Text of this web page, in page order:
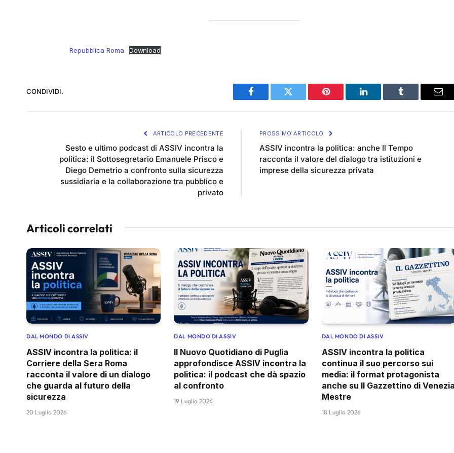
Repubblica Roma Download
CONDIVIDI.
Facebook Twitter Pinterest LinkedIn Tumblr
ARTICOLO PRECEDENTE
Sesto e ultimo podcast di ASSIV incontra la
politica: il Sottosegretario Emanuele Prisco e
Diego Demetrio a confronto sulla sicurezza
sussidiaria e la collaborazione tra pubblico e
privato
PROSSIMO ARTICOLO
ASSIV incontra la politica: anche Il Tempo
racconta il valore del dialogo tra istituzioni e
imprese della sicurezza privata
Articoli correlati
DAL MONDO DI ASSIV
ASSIV incontra la politica: il
Corriere della Sera Roma
racconta il valore di un dialogo
che guarda al futuro della
sicurezza
20 Luglio 2026
DAL MONDO DI ASSIV
Il Nuovo Quotidiano di Puglia
approfondisce ASSIV incontra la
politica: il podcast che dà spazio
al confronto
19 Luglio 2026
DAL MONDO DI ASSIV
ASSIV incontra la politica
continua il suo percorso sui
media: il format protagonista
anche su Il Gazzettino di
Mestre
18 Luglio 2026